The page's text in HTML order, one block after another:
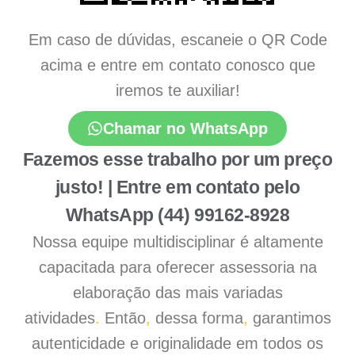
Em caso de dúvidas, escaneie o QR Code
acima e entre em contato conosco que
iremos te auxiliar!
Chamar no WhatsApp
Fazemos esse trabalho por um preço
justo! | Entre em contato pelo
WhatsApp (44) 99162-8928
Nossa equipe multidisciplinar é altamente
capacitada para oferecer assessoria na
elaboração das mais variadas
atividades. Então, dessa forma, garantimos
autenticidade e originalidade em todos os